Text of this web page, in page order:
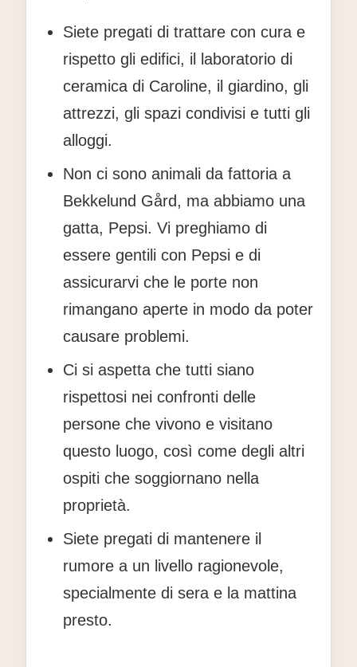
Siete pregati di trattare con cura e
rispetto gli edifici, il laboratorio di
ceramica di Caroline, il giardino, gli
attrezzi, gli spazi condivisi e tutti gli
alloggi.
Non ci sono animali da fattoria a
Bekkelund Gård, ma abbiamo una
gatta, Pepsi. Vi preghiamo di
essere gentili con Pepsi e di
assicurarvi che le porte non
rimangano aperte in modo da poter
causare problemi.
Ci si aspetta che tutti siano
rispettosi nei confronti delle
persone che vivono e visitano
questo luogo, così come degli altri
ospiti che soggiornano nella
proprietà.
Siete pregati di mantenere il
rumore a un livello ragionevole,
specialmente di sera e la mattina
presto.